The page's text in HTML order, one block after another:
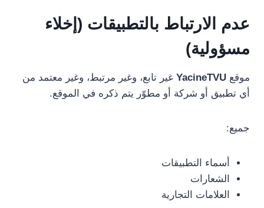
عدم الارتباط بالتطبيقات (إخلاء
مسؤولية)
موقع YacineTVU غير تابع، وغير مرتبط، وغير معتمد من
أي تطبيق أو شركة أو مطوّر يتم ذكره في الموقع.
جميع:
أسماء التطبيقات
الشعارات
العلامات التجارية